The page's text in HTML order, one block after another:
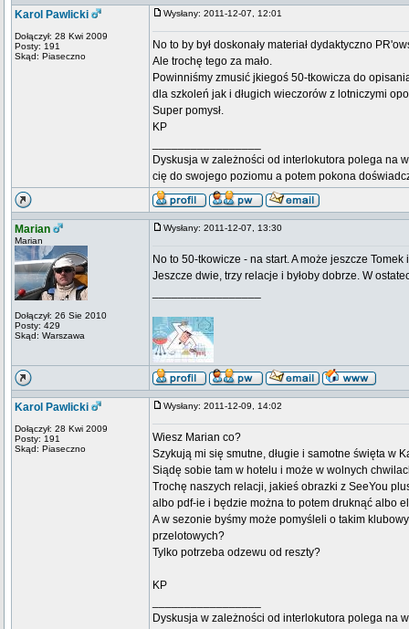
Karol Pawlicki
Dołączył: 28 Kwi 2009
Posty: 191
Skąd: Piaseczno
Wysłany: 2011-12-07, 12:01
No to by był doskonały materiał dydaktyczno
Ale trochę tego za mało.
Powinniśmy zmusić jkiegoś 50-tkowicza do
dla szkoleń jak i długich wieczorów z lotniczymi
Super pomysł.
KP
Dyskusja w zależności od interlokutora polega na
cię do swojego poziomu a potem pokona
Marian
Marian
Dołączył: 26 Sie 2010
Posty: 429
Skąd: Warszawa
Wysłany: 2011-12-07, 13:30
No to 50-tkowicze - na start. A może jeszcze
Jeszcze dwie, trzy relacje i byłoby dobrze. W
Karol Pawlicki
Dołączył: 28 Kwi 2009
Posty: 191
Skąd: Piaseczno
Wysłany: 2011-12-09, 14:02
Wiesz Marian co?
Szykują mi się smutne, długie i samotne święta w
Siądę sobie tam w hotelu i może w wolnych
Trochę naszych relacji, jakieś obrazki z SeeYou
albo pdf-ie i będzie można to potem druknąć albo
A w sezonie byśmy może pomyśleli o takim
przelotowych?
Tylko potrzeba odzewu od reszty?
KP
Dyskusja w zależności od interlokutora polega na